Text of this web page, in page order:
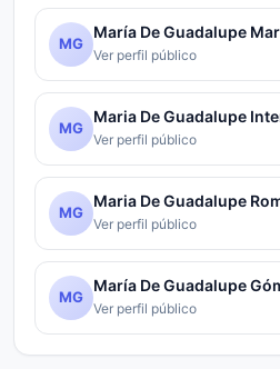
MG
María De Guadalupe
Ver perfil público
MG
Maria De Guadalupe
Ver perfil público
MG
Maria De Guadalupe
Ver perfil público
MG
María De Guadalupe
Ver perfil público